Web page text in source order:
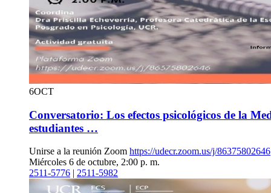
6OCT
Conversatorio: Los efectos psicológicos de la
estudiantes …
Unirse a la reunión Zoom https://udecr.zoom.us/j/86375802646
Miércoles 6 de octubre, 2:00 p. m.
2511-5776
2511-5982